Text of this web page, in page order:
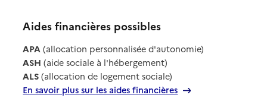
Aides financières possibles
APA (allocation personnalisée d'autonomie)
ASH (aide sociale à l'hébergement)
ALS (allocation de logement sociale)
En savoir plus sur les aides financières